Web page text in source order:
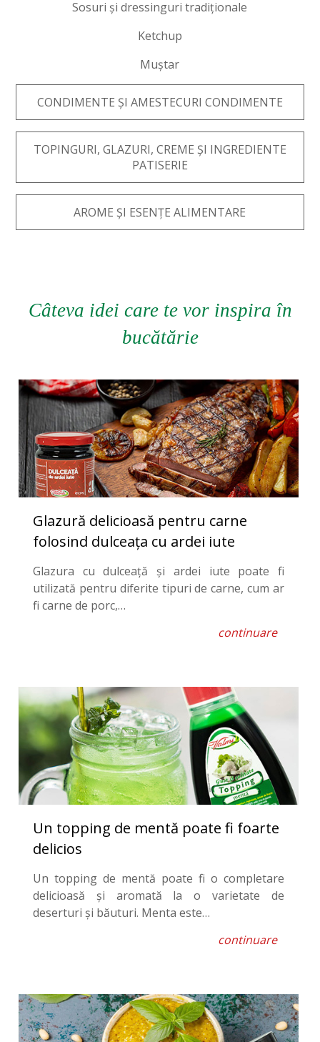
Sosuri și dressinguri tradiționale
Ketchup
Muștar
CONDIMENTE ȘI AMESTECURI CONDIMENTE
TOPINGURI, GLAZURI, CREME ȘI INGREDIENTE
PATISERIE
AROME ȘI ESENȚE ALIMENTARE
Câteva idei care te vor inspira în
bucătărie
Glazură delicioasă pentru carne
folosind dulceața cu ardei iute
Glazura cu dulceață și ardei iute poate fi
utilizată pentru diferite tipuri de carne, cum ar
fi carne de porc,…
continuare
Un topping de mentă poate fi foarte
delicios
Un topping de mentă poate fi o completare
delicioasă și aromată la o varietate de
deserturi și băuturi. Menta este…
continuare